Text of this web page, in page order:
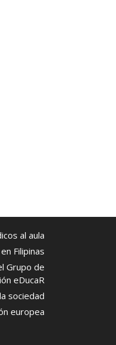
al aula
Filipinas
Grupo de
eDucaR
sociedad
europea